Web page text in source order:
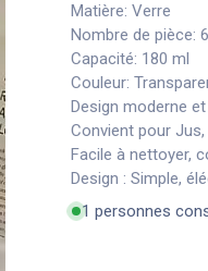
Matière: Verre
Nombre de pièce: 6
Capacité: 180 ml
Couleur:
Design moderne
Convient pour
Facile à nettoyer,
Design : Simple,
1 personnes